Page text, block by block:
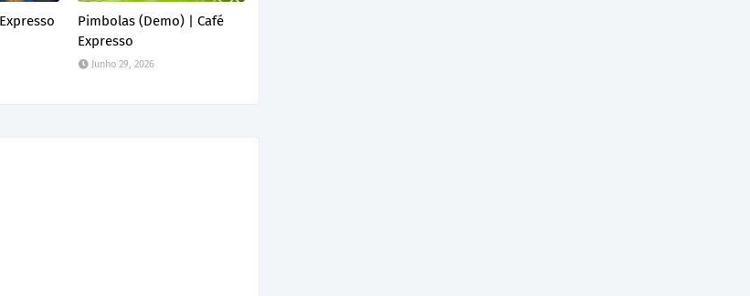
Pimbolas (Demo) | Café
Expresso
Junho 29, 2026